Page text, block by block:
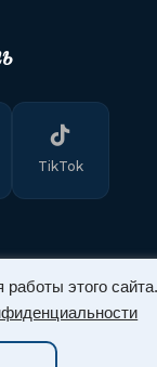
этого сайта.
TikTok